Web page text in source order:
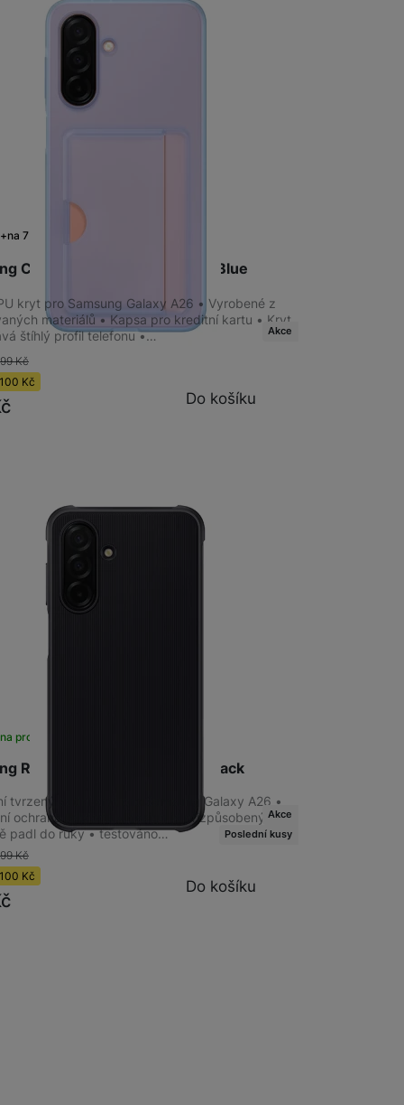
Bezdrátové nabíječky
Card Slot Case Galaxy A26, Blue
na 7 prodejnách
Akce
kryt pro Samsung Galaxy A26 • Vyrobené z
materiálů • Kapsa pro kreditní kartu • Kryt
štíhlý profil telefonu •…
Kč
100 Kč
Do košíku
Rugged Case Galaxy A26, Black
prodejně
Akce
Poslední kusy
tvrzený zadní kryt pro Samsung Galaxy A26 •
ochrana telefonu • design je přizpůsobený aby
padl do ruky • testováno…
Kč
100 Kč
Do košíku